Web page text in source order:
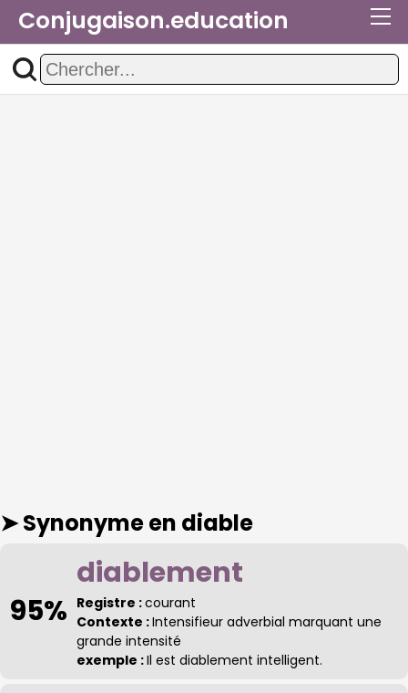
Conjugaison.education
➤ Synonymeen diable
95%
diablement
Registre :courant
Contexte :Intensifieur adverbial marquant une
grande intensité
exemple :Il est diablement intelligent.